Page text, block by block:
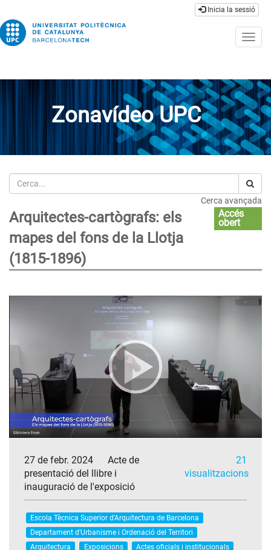
Inicia la sessió
Zonavídeo UPC
Cerca
Cerca avançada
Arquitectes-cartògrafs: els
mapes del fons de la Llotja
(1815-1896)
Accés
obert
27 de febr. 2024
Acte de
presentació del llibre i
inauguració de l'exposició
21
visualitzacions
Escola Tècnica Superior d'Arquitectura de Barcelona
Departament d'Urbanisme i Ordenació del Territori
Arquitectura
Exposicions Actes oficials i institucionals